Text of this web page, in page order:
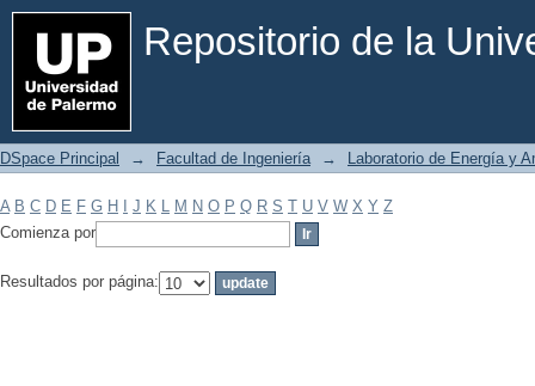
Repositorio de la
Filtrar por: Materia
DSpace Principal → Facultad de Ingeniería → Laboratorio de Energía y
A B C D E F G H J K L M N O P Q R S T U V W X Y Z
Comienza por
Resultados por página: